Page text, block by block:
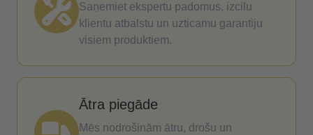
Saņemiet ekspertu padomus, izcilu
klientu atbalstu un uzticamu garantiju
visiem produktiem.
Ātra piegāde
Mēs nodrošinām ātru, drošu un